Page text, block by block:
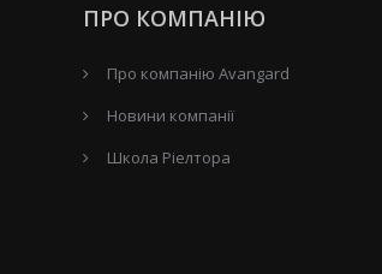
ПРО КОМПАНІЮ
Про компанію Avangard
Новини компанії
Школа Ріелтора